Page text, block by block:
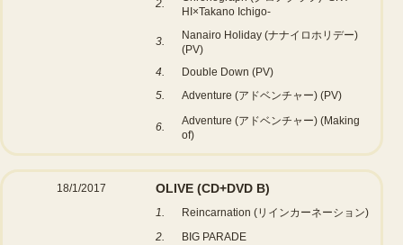
2.
HI×Takano Ichigo-
3.
Nanairo Holiday (ナナイロホリデー)
(PV)
4.
Double Down (PV)
5.
Adventure (アドベンチャー) (PV)
6.
Adventure (アドベンチャー) (Making
of)
18/1/2017 OLIVE (CD+DVD B)
1.
Reincarnation (リインカーネーション)
2.
BIG PARADE